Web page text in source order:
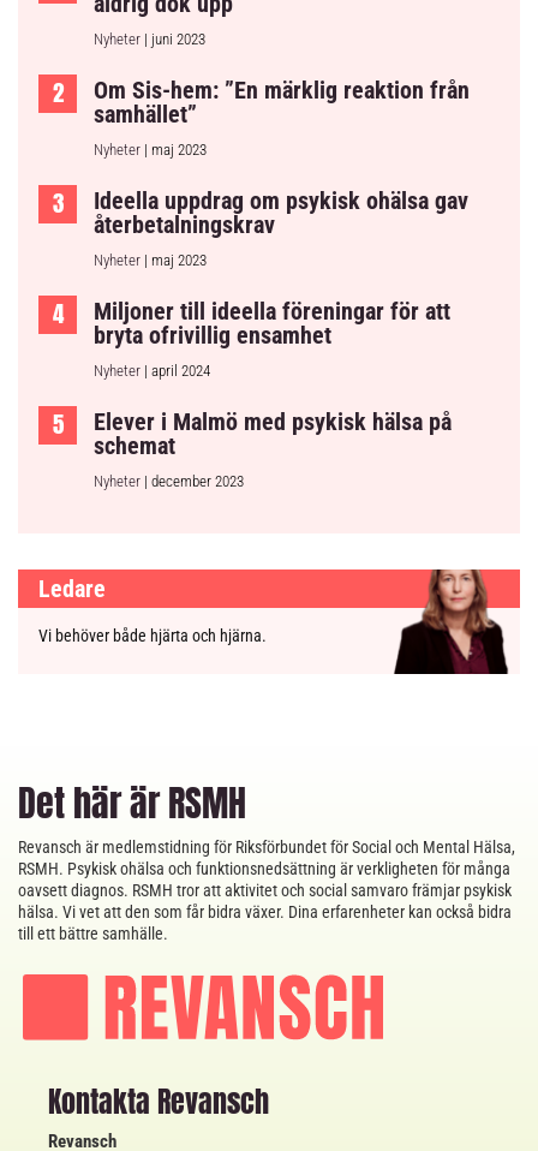
Nyheter | juni 2023
Om Sis-hem: ”En märklig reaktion från
samhället”
Nyheter | maj 2023
Ideella uppdrag om psykisk ohälsa gav
återbetalningskrav
Nyheter | maj 2023
Miljoner till ideella föreningar för att
bryta ofrivillig ensamhet
Nyheter | april 2024
Elever i Malmö med psykisk hälsa på
schemat
Nyheter | december 2023
Ledare
Vi behöver både hjärta och hjärna.
Det här är RSMH
Revansch är medlemstidning för Riksförbundet för Social och Mental Hälsa,
RSMH. Psykisk ohälsa och funktionsnedsättning är verkligheten för många
oavsett diagnos. RSMH tror att aktivitet och social samvaro främjar psykisk
hälsa. Vi vet att den som får bidra växer. Dina erfarenheter kan också bidra
till ett bättre samhälle.
Kontakta Revansch
Revansch